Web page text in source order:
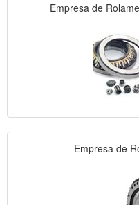
Empresa de
Empresa de